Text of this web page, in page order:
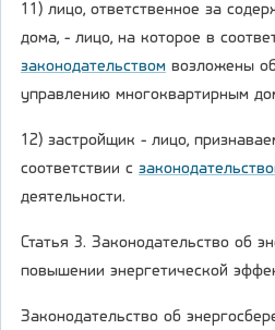
11) лицо, ответственное за
дома, - лицо, на которое в
законодательством возложены
управлению многоквартирным
12) застройщик - лицо,
соответствии с
деятельности.
Статья 3. Законодательство об
повышении энергетической
Законодательство об